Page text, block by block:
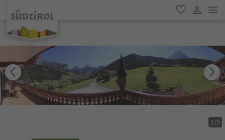
favoriti
1/5